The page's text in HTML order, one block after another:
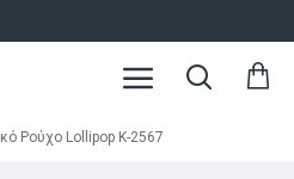
Ρούχο Lollipop Κ-2567